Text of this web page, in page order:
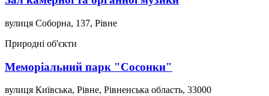
вулиця Соборна, 137, Рівне
Природні об'єкти
Меморіальний парк "Сосонки"
вулиця Київська, Рівне, Рівненська область, 33000